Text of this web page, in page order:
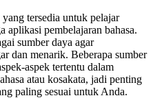
tersedia untuk pelajar
aplikasi pembelajaran bahasa.
sumber daya agar
dan menarik. Beberapa sumber
aspek tertentu dalam
atau kosakata, jadi penting
paling sesuai untuk Anda.